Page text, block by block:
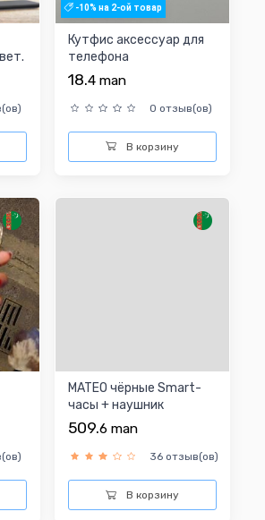
-10% на 2-ой товар
Кутфис аксессуар для
телефона
18.4 man
0 отзыв(ов)
В корзину
MATEO чёрные Smart-
часы + наушник
509.6 man
36 отзыв(ов)
В корзину